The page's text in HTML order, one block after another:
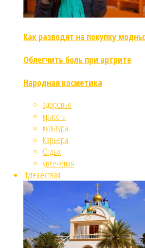
Как разводят на покупку
Облегчить боль при артрите
Народная косметика
здоровье
красота
культура
Карьера
Отдых
увлечения
Путешествия